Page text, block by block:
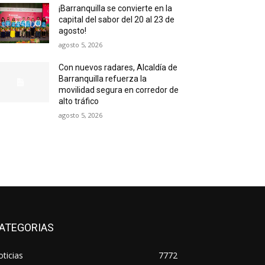
¡Barranquilla se convierte en la
capital del sabor del 20 al 23 de
agosto!
agosto 5, 2026
Con nuevos radares, Alcaldía de
Barranquilla refuerza la
movilidad segura en corredor de
alto tráfico
agosto 5, 2026
7772